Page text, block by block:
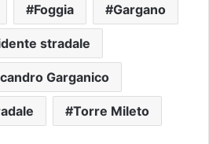
Foggia Gargano
stradale
Garganico
Torre Mileto